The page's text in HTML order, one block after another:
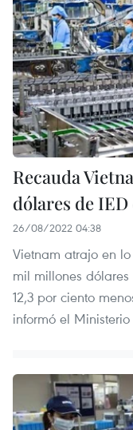
Recauda
dólares de IED
26/08/2022 04:38
Vietnam atrajo en
mil millones
12,3 por ciento
informó el